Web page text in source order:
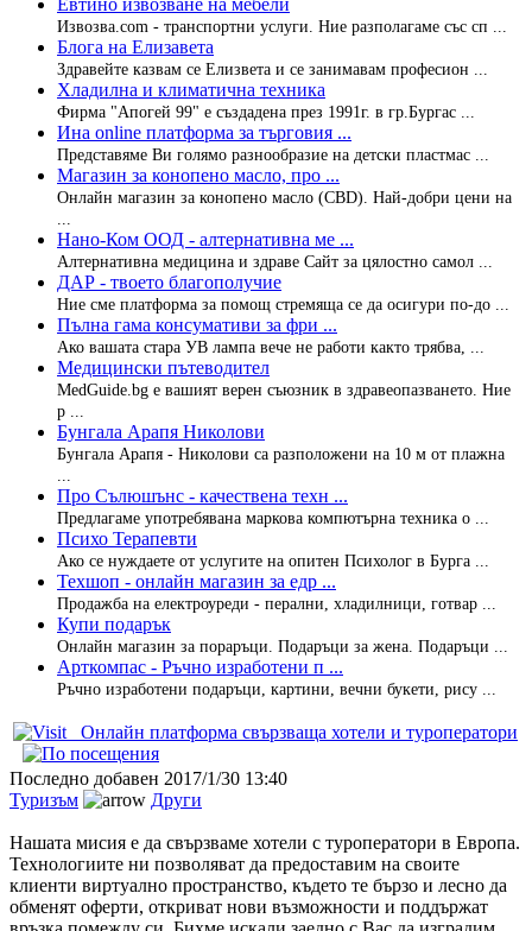
Евтино извозване на мебели
Извозва.com - транспортни услуги. Ние разполагаме със сп ...
Блога на Елизавета
Здравейте казвам се Елизвета и се занимавам професион ...
Хладилна и климатична техника
Фирма "Апогей 99" е създадена през 1991г. в гр.Бургас ...
Ина online платформа за търговия ...
Представяме Ви голямо разнообразие на детски пластмас ...
Магазин за конопено масло, про ...
Онлайн магазин за конопено масло (CBD). Най-добри цени на
Нано-Ком ООД - алтернативна ме ...
Алтернативна медицина и здраве Сайт за цялостно самол ...
ДАР - твоето благополучие
Ние сме платформа за помощ стремяща се да осигури по-до ...
Пълна гама консумативи за фри ...
Ако вашата стара УВ лампа вече не работи както трябва, ...
Медицински пътеводител
MedGuide.bg е вашият верен съюзник в здравеопазването. Ние
р ...
Бунгала Арапя Николови
Бунгалa Арапя - Николови са разположени на 10 м от плажна
Про Сълюшънс - качествена техн ...
Предлагаме употребявана маркова компютърна техника о ...
Психо Терапевти
Ако се нуждаете от услугите на опитен Психолог в Бурга ...
Техшоп - онлайн магазин за едр ...
Продажба на електроуреди - перални, хладилници, готвар ...
Купи подарък
Онлайн магазин за пораръци. Подаръци за жена. Подаръци ...
Арткомпас - Ръчно изработени п ...
Ръчно изработени подаръци, картини, вечни букети, рису ...
Онлайн платформа свързваща хотели и туроператори
Последно добавен 2017/1/30 13:40
Туризъм
Други
Нашата мисия е да свързваме хотели с туроператори в Европа.
Технологиите ни позволяват да предоставим на своите
клиенти виртуално пространство, където те бързо и лесно да
обменят оферти, откриват нови възможности и поддържат